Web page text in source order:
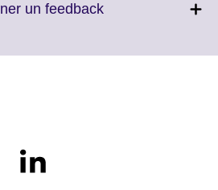
un feedback